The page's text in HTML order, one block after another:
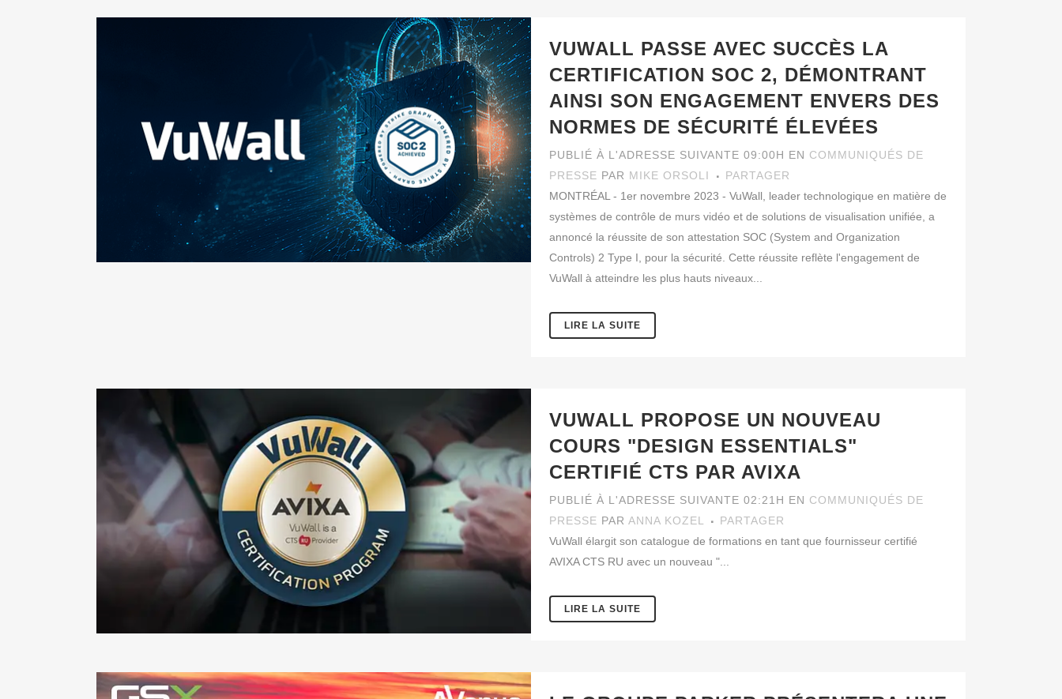
VUWALL PASSE AVEC SUCCÈS LA
CERTIFICATION SOC 2, DÉMONTRANT
AINSI SON ENGAGEMENT ENVERS DES
NORMES DE SÉCURITÉ ÉLEVÉES
PUBLIÉ À L'ADRESSE SUIVANTE 09:00H EN COMMUNIQUÉS DE
PRESSE PAR MIKE ORSOLI
PARTAGER
MONTRÉAL - 1er novembre 2023 - VuWall, leader technologique en matière de
systèmes de contrôle de murs vidéo et de solutions de visualisation unifiée, a
annoncé la réussite de son attestation SOC (System and Organization
Controls) 2 Type I, pour la sécurité. Cette réussite reflète l'engagement de
VuWall à atteindre les plus hauts niveaux...
LIRE LA SUITE
VUWALL PROPOSE UN NOUVEAU
COURS "DESIGN ESSENTIALS"
CERTIFIÉ CTS PAR AVIXA
PUBLIÉ À L'ADRESSE SUIVANTE 02:21H EN COMMUNIQUÉS DE
PRESSE PAR ANNA KOZEL
PARTAGER
VuWall élargit son catalogue de formations en tant que fournisseur certifié
AVIXA CTS RU avec un nouveau "...
LIRE LA SUITE